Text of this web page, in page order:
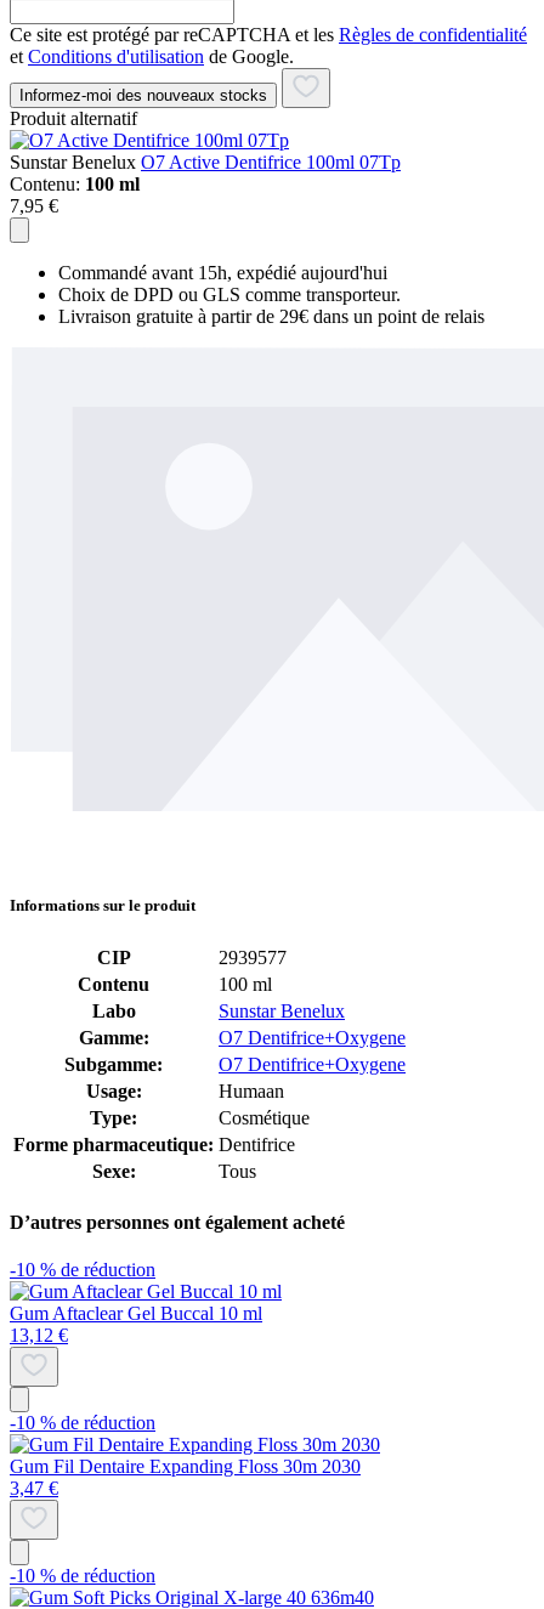
Ce site est protégé par reCAPTCHA et les Règles de confidentialité
et Conditions d'utilisation de Google.
Informez-moi des nouveaux stocks
Produit alternatif
Sunstar Benelux O7 Active Dentifrice 100ml 07Tp
Contenu: 100 ml
7,95 €
Commandé avant 15h, expédié aujourd'hui
Choix de DPD ou GLS comme transporteur.
Livraison gratuite à partir de 29€ dans un point de relais
Informations sur le produit
CIP
2939577
Contenu
100 ml
Labo
Sunstar Benelux
Gamme:
O7 Dentifrice+Oxygene
Subgamme:
O7 Dentifrice+Oxygene
Usage:
Humaan
Type:
Cosmétique
Forme pharmaceutique: Dentifrice
Sexe:
Tous
D’autres personnes ont également acheté
-10 % de réduction
Gum Aftaclear Gel Buccal 10 ml
13,12 €
-10 % de réduction
Gum Fil Dentaire Expanding Floss 30m 2030
3,47 €
-10 % de réduction